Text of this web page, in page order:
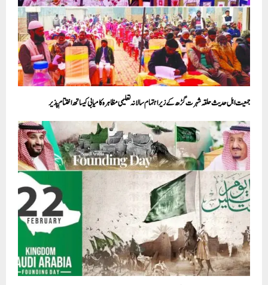
جمعیت اہل حدیث حلقہ شہرت گڑھ کے زیر اہتمام سالانہ تعلیمی مظاہرہ کامیابی کیساتھ اختتام پذیر